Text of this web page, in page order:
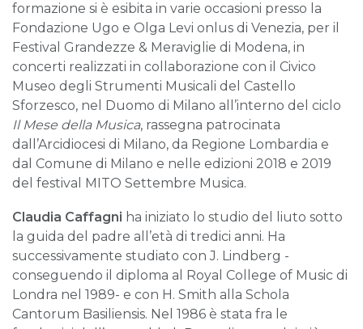
formazione si è esibita in varie occasioni presso la
Fondazione Ugo e Olga Levi onlus di Venezia, per il
Festival Grandezze & Meraviglie di Modena, in
concerti realizzati in collaborazione con il Civico
Museo degli Strumenti Musicali del Castello
Sforzesco, nel Duomo di Milano all’interno del ciclo
Il Mese della Musica, rassegna patrocinata
dall’Arcidiocesi di Milano, da Regione Lombardia e
dal Comune di Milano e nelle edizioni 2018 e 2019
del festival MITO Settembre Musica.
Claudia Caffagni ha iniziato lo studio del liuto sotto
la guida del padre all’età di tredici anni. Ha
successivamente studiato con J. Lindberg -
conseguendo il diploma al Royal College of Music di
Londra nel 1989- e con H. Smith alla Schola
Cantorum Basiliensis. Nel 1986 è stata fra le